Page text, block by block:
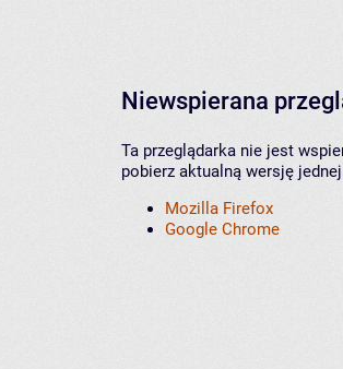
Niewspierana
Ta przeglądarka nie jest
pobierz aktualną wersję
Mozilla Firefox
Google Chrome